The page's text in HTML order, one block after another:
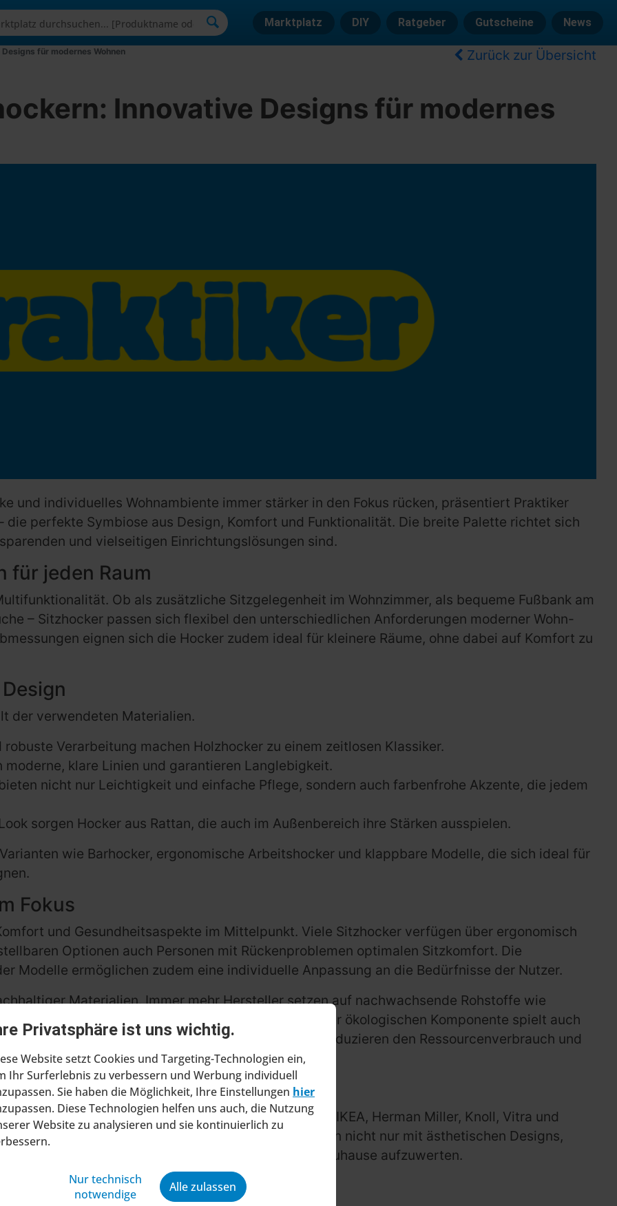
Privatsphäre ist uns wichtig.
Website setzt Cookies und Targeting-Technologien ein,
Ihr Surferlebnis zu verbessern und Werbung individuell
Sie haben die Möglichkeit, Ihre Einstellungen hier
Diese Technologien helfen uns auch, die Nutzung
Website zu analysieren und sie kontinuierlich zu
Nur technisch
notwendige
Alle zulassen
Marktplatz DIY Ratgeber Gutscheine News
für modernes Wohnen Zurück zur Übersicht
Innovative Designs für modernes
und individuelles Wohnambiente immer stärker in den Fokus rücken, präsentiert Praktiker
die perfekte Symbiose aus Design, Komfort und Funktionalität. Die breite Palette richtet sich
und vielseitigen Einrichtungslösungen sind.
für jeden Raum
Ob als zusätzliche Sitzgelegenheit im Wohnzimmer, als bequeme Fußbank am
– Sitzhocker passen sich flexibel den unterschiedlichen Anforderungen moderner Wohn-
eignen sich die Hocker zudem ideal für kleinere Räume, ohne dabei auf Komfort zu
der verwendeten Materialien.
Verarbeitung machen Holzhocker zu einem zeitlosen Klassiker.
klare Linien und garantieren Langlebigkeit.
nicht nur Leichtigkeit und einfache Pflege, sondern auch farbenfrohe Akzente, die jedem
sorgen Hocker aus Rattan, die auch im Außenbereich ihre Stärken ausspielen.
wie Barhocker, ergonomische Arbeitshocker und klappbare Modelle, die sich ideal für
Fokus
und Gesundheitsaspekte im Mittelpunkt. Viele Sitzhocker verfügen über ergonomisch
Optionen auch Personen mit Rückenproblemen optimalen Sitzkomfort. Die
Modelle ermöglichen zudem eine individuelle Anpassung an die Bedürfnisse der Nutzer.
Materialien. Immer mehr Hersteller setzen auf nachwachsende Rohstoffe wie
umweltfreundliche Produkte zu schaffen. Neben der ökologischen Komponente spielt auch
Sitzhocker, die über Jahre hinweg Freude bereiten, reduzieren den Ressourcenverbrauch und
Lösungen nicht im Stich. Namhafte Marken wie IKEA, Herman Miller, Knoll, Vitra und
Qualitätsansprüche. Diese Hersteller überzeugen nicht nur mit ästhetischen Designs,
sind – ideale Voraussetzungen, um jedes Zuhause aufzuwerten.